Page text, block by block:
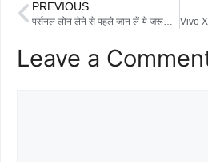
e
o
t
e
t
A
r
PREVIOUS
पर्सनल लोन लेने से पहले जान लें ये जरूरी बातें, वरना पड़ सकता है महंगा
Leave a